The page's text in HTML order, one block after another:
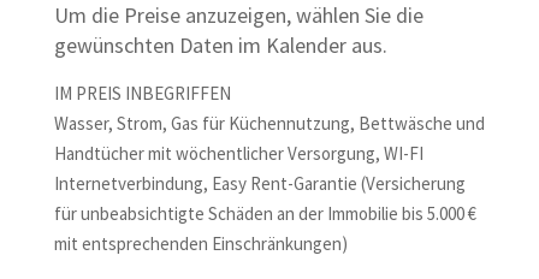
Um die Preise anzuzeigen, wählen Sie die
gewünschten Daten im Kalender aus.
IM PREIS INBEGRIFFEN
Wasser, Strom, Gas für Küchennutzung, Bettwäsche und
Handtücher mit wöchentlicher Versorgung, WI-FI
Internetverbindung, Easy Rent-Garantie (Versicherung
für unbeabsichtigte Schäden an der Immobilie bis 5.000 €
mit entsprechenden Einschränkungen)